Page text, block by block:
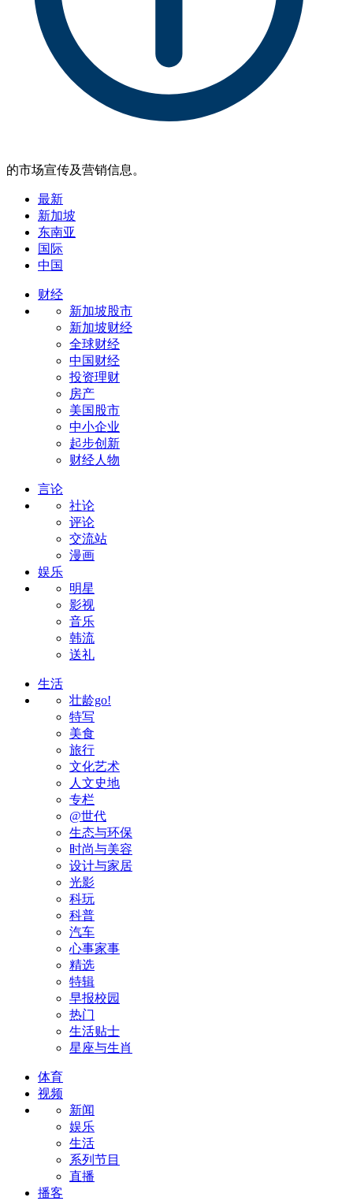
的市场宣传及营销信息。
最新
新加坡
东南亚
国际
中国
财经
新加坡股市
新加坡财经
全球财经
中国财经
投资理财
房产
美国股市
中小企业
起步创新
财经人物
言论
社论
评论
交流站
漫画
娱乐
明星
影视
音乐
韩流
送礼
生活
壮龄go!
特写
美食
旅行
文化艺术
人文史地
专栏
@世代
生态与环保
时尚与美容
设计与家居
光影
科玩
科普
汽车
心事家事
精选
特辑
早报校园
热门
生活贴士
星座与生肖
体育
视频
新闻
娱乐
生活
系列节目
直播
播客